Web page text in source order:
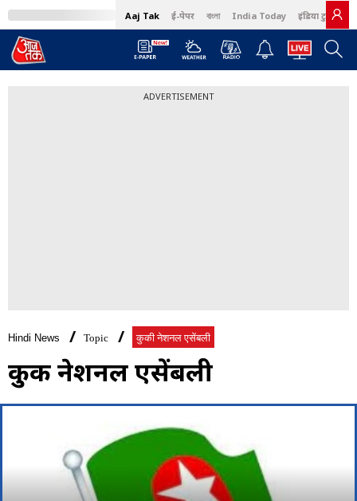
Aaj Tak ई-पेपर বাংলা India Today इंडिया टुडे हिंदी
ADVERTISEMENT
Hindi News Topic कुकी नेशनल एसेंबली
कुकी नेशनल एसेंबली